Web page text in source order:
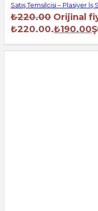
Satış Temsilcisi – Plasiyer
₺220.00 Orijinal
₺220.00.₺190.00